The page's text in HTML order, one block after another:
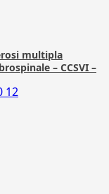
multipla
– CCSVI –
12